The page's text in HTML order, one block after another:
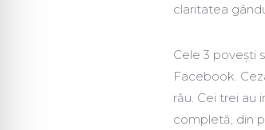
claritatea
Cele 3 povești
Facebook.
rău. Cei trei au
completă, din